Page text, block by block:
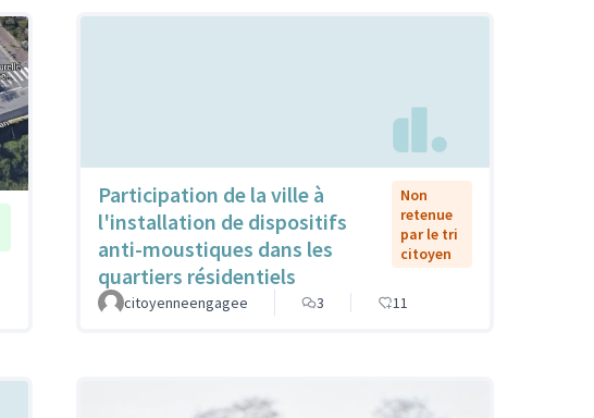
Participation de la ville à
l'installation de dispositifs
anti-moustiques dans les
quartiers résidentiels
Non
retenue
par le tri
citoyen
citoyenneengagee 3 11